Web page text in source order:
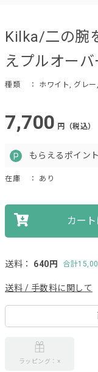
Kilka/二の腕
えプルオーバ
種類 ： ホワイト, グレ
7,700 円（税込）
もらえるポイン
在庫 ： あり
カー
送料： 640円 合計
送料 / 手数料に関して
ラッピング：×